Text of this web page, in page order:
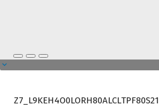
Z7_L9KEH4O0LORH80ALCLTPF80S21